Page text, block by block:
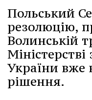
Польський
резолюцію,
Волинській
України вже
рішення.